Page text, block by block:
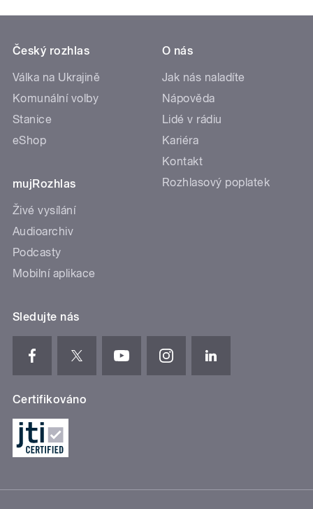
Český rozhlas
Válka na Ukrajině
Komunální volby
Stanice
eShop
mujRozhlas
Živé vysílání
Audioarchiv
Podcasty
Mobilní aplikace
O nás
Jak nás naladíte
Nápověda
Lidé v rádiu
Kariéra
Kontakt
Rozhlasový poplatek
Sledujte nás
Certifikováno